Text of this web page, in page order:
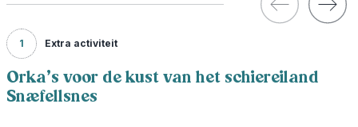
1 Extra activiteit
Orka's voor de kust van het schiereiland
Snæfellsnes